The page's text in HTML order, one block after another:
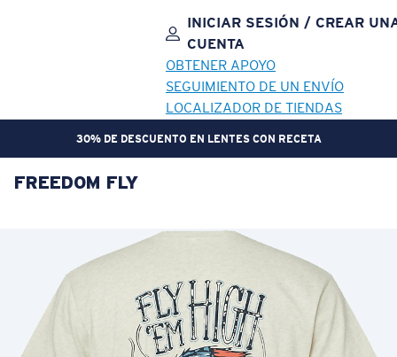
INICIAR SESIÓN / CREAR
CUENTA
OBTENER APOYO
SEGUIMIENTO DE UN ENVÍO
LOCALIZADOR DE TIENDAS
30% DE DESCUENTO EN LENTES CON RECETA
OBJETIVO ACTUALIZADO
Precio:
Cantidad:
Precio: Sin cargo
Cantidad:
FREEDOM FLY